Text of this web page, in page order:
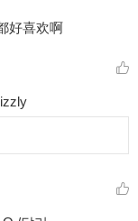
好喜欢啊